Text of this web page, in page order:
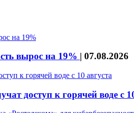
вырос на 19% | 07.08.2026
доступ к горячей воде с